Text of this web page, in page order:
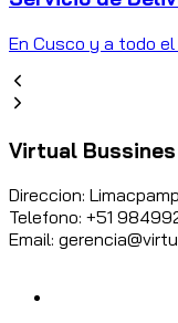
En Cusco y a todo el
Virtual Bussines
Direccion:
Telefono: +51
Email: